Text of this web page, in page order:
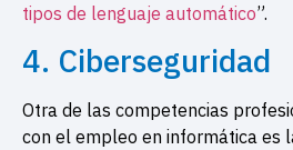
tipos de lenguaje automático”.
4. Ciberseguridad
Otra de las competencias
con el empleo en informática es